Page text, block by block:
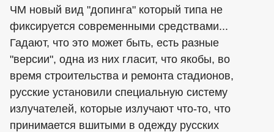
ЧМ новый вид "допинга" который типа не
фиксируется современными средствами...
Гадают, что это может быть, есть разные
"версии", одна из них гласит, что якобы, во
время строительства и ремонта стадионов,
русские установили специальную систему
излучателей, которые излучают что-то, что
принимается вшитыми в одежду русских